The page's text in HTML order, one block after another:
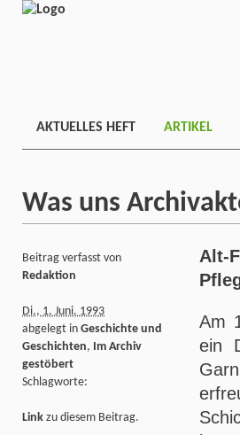
AKTUELLES HEFT ARTIKEL
Was uns
Alt-
Am
ein
Beitrag verfasst von
Redaktion
Di., 1. Juni. 1993
abgelegt in Geschichte und
Geschichten, Im Archiv
gestöbert
Schlagworte:
Link zu diesem Beitrag.